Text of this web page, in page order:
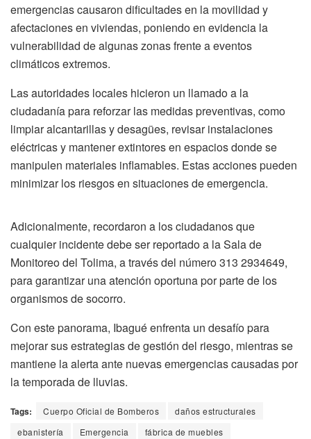
emergencias causaron dificultades en la movilidad y
afectaciones en viviendas, poniendo en evidencia la
vulnerabilidad de algunas zonas frente a eventos
climáticos extremos.
Las autoridades locales hicieron un llamado a la
ciudadanía para reforzar las medidas preventivas, como
limpiar alcantarillas y desagües, revisar instalaciones
eléctricas y mantener extintores en espacios donde se
manipulen materiales inflamables. Estas acciones pueden
minimizar los riesgos en situaciones de emergencia.
Adicionalmente, recordaron a los ciudadanos que
cualquier incidente debe ser reportado a la Sala de
Monitoreo del Tolima, a través del número 313 2934649,
para garantizar una atención oportuna por parte de los
organismos de socorro.
Con este panorama, Ibagué enfrenta un desafío para
mejorar sus estrategias de gestión del riesgo, mientras se
mantiene la alerta ante nuevas emergencias causadas por
la temporada de lluvias.
Tags: Cuerpo Oficial de Bomberos
daños estructurales
ebanistería
Emergencia
fábrica de muebles